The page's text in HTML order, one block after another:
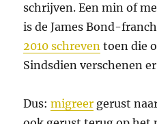
schrijven. Een min of
is de James Bond-
2010 schreven toen die
Sindsdien verschenen
Dus:migreer gerust